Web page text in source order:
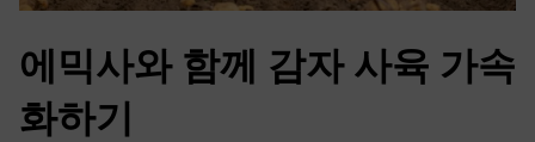
에믹사와 함께 감자 사육 가속
화하기